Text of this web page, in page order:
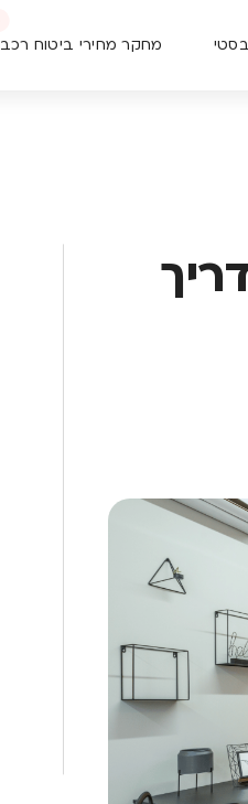
בסטי מחקר מחירי ביטוח רכב